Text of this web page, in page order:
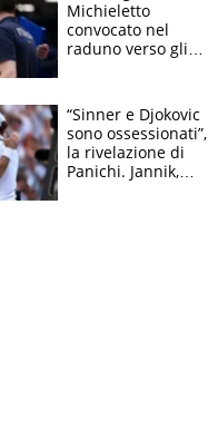
Michieletto
convocato nel
raduno verso gli
“Sinner e Djokovic
sono ossessionati”,
la rivelazione di
Panichi. Jannik,